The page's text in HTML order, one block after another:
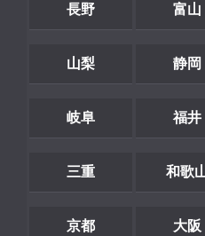
長野 富山
山梨 静岡
岐阜 福井
三重 和歌
京都 大阪